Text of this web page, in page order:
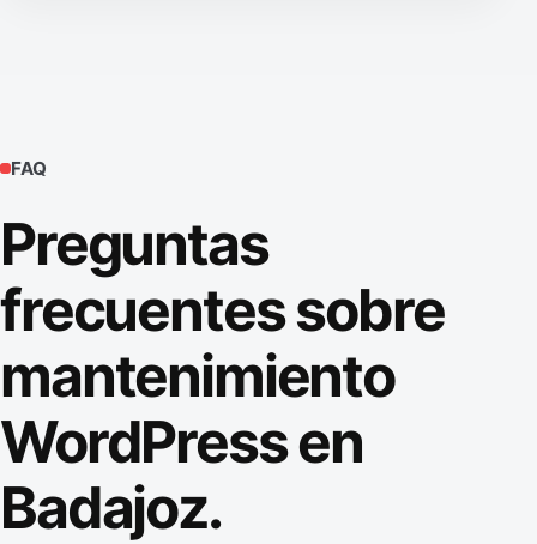
FAQ
Preguntas
frecuentes sobre
mantenimiento
WordPress en
Badajoz.